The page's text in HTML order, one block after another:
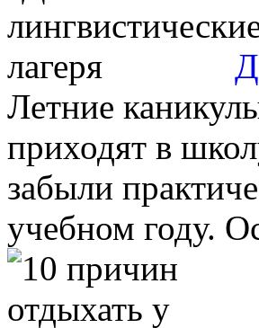
Летние
приходят в
забыли
учебном году.